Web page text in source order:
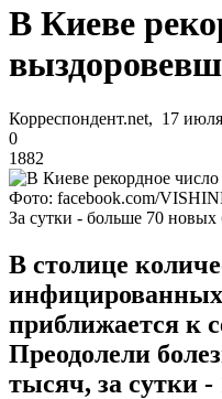
В Киеве
Корреспондент.net, 17
0
1882
Фото: facebook.com/
За сутки - больше 70
В столице
приближается к
Преодолели
тысяч, за сутки -